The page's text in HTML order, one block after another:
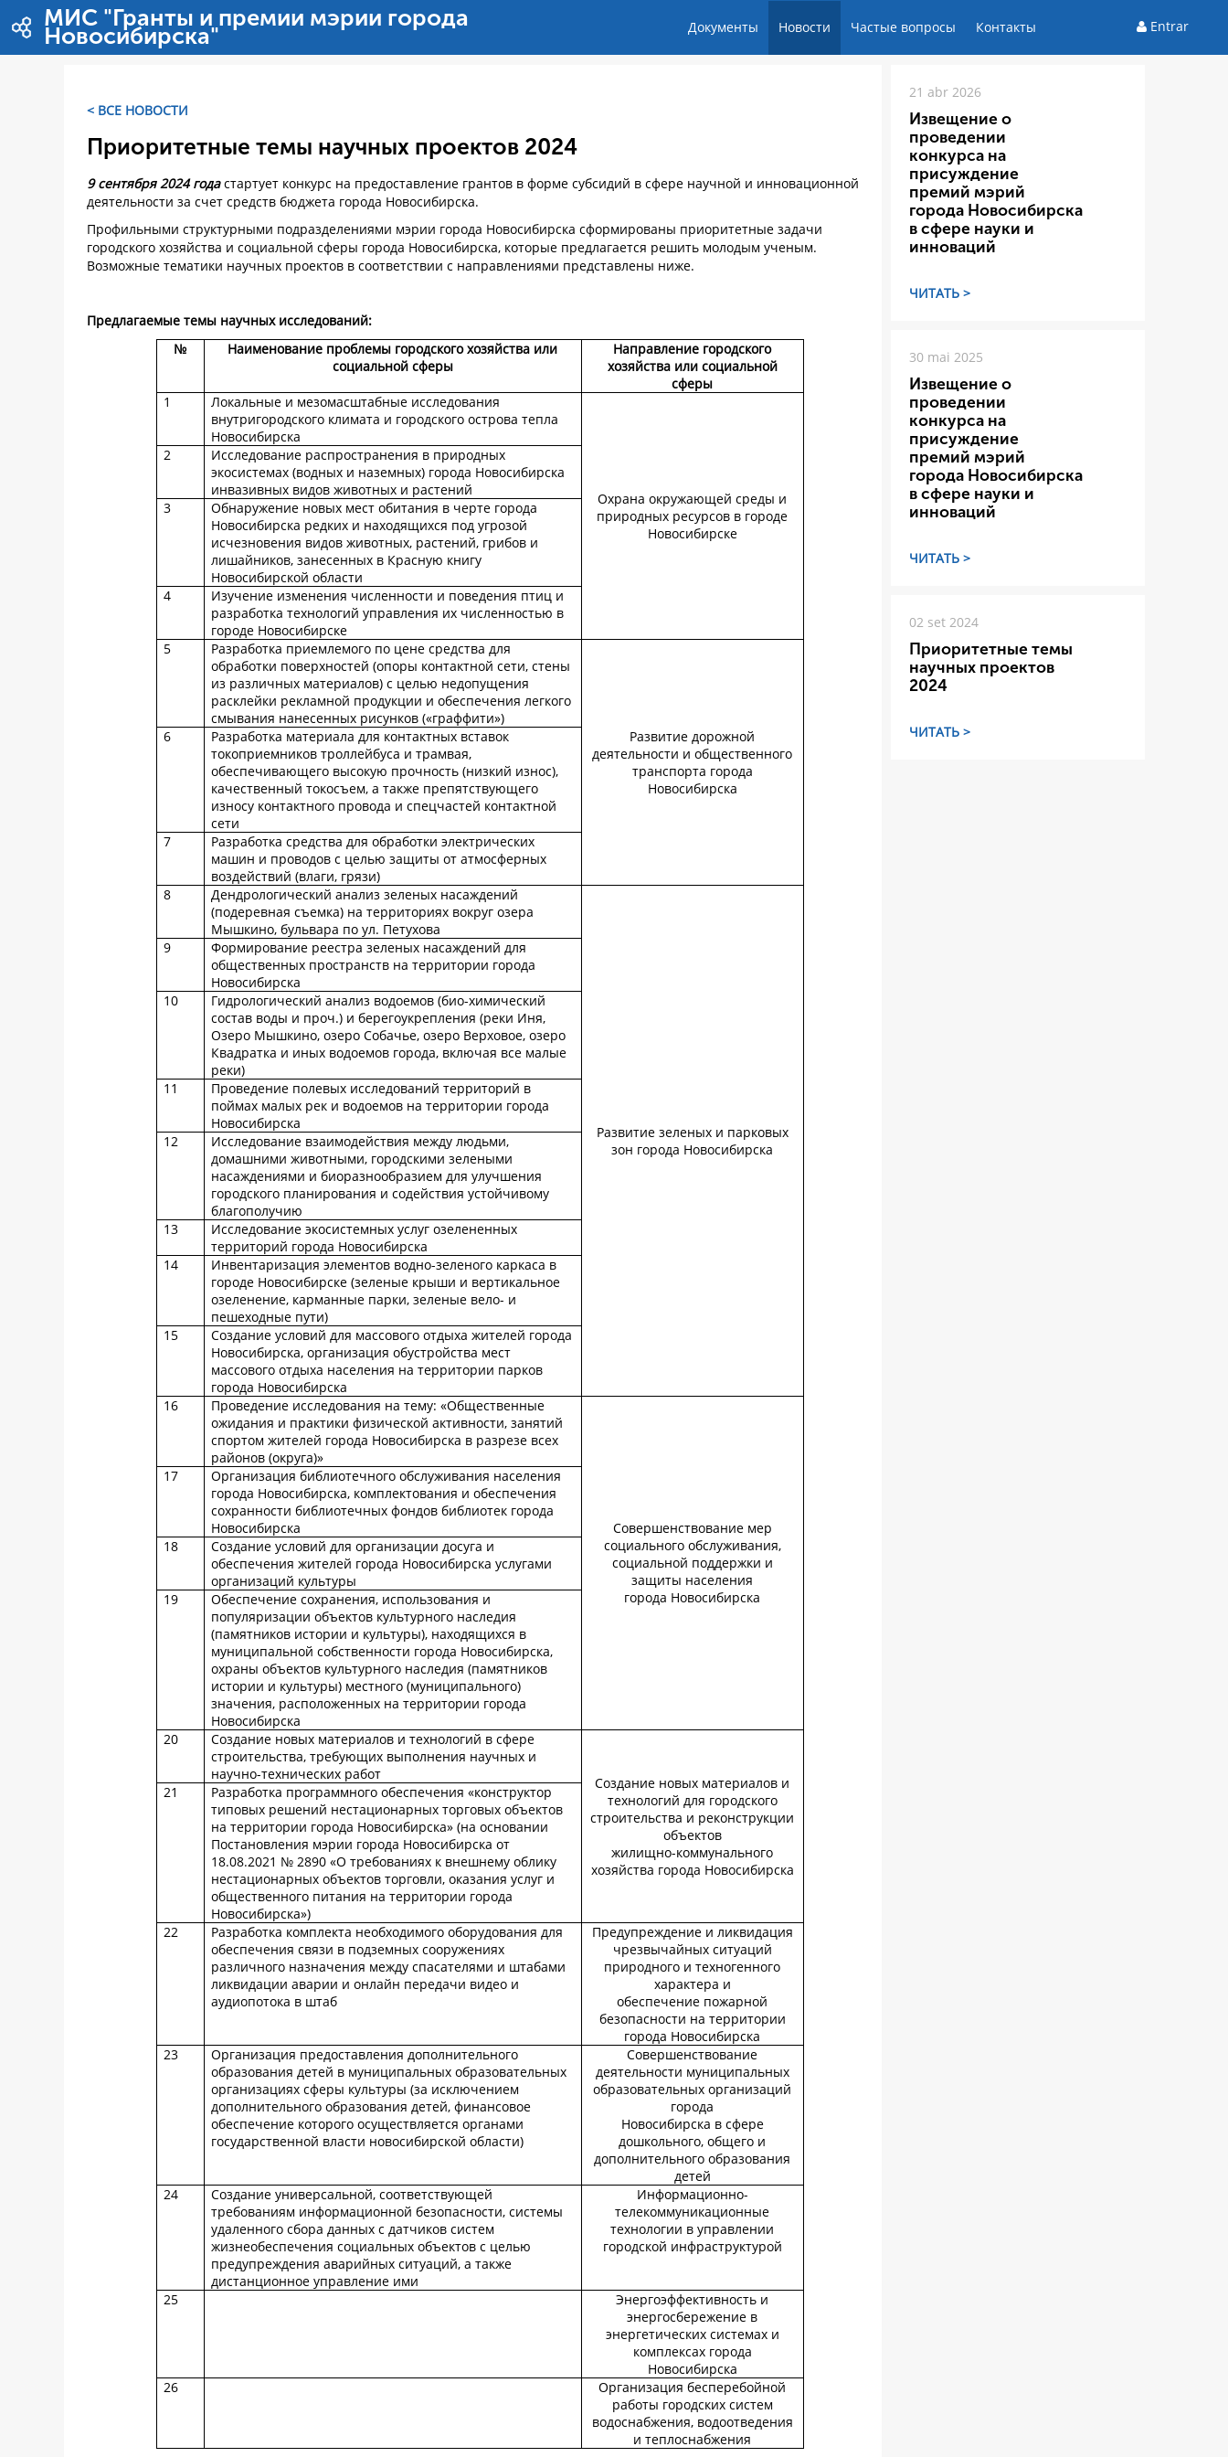
Pular para o conteúdo
МИС "Гранты и премии мэрии города
Новосибирска" Документы Новости Частые вопросы Контакты Entrar
< ВСЕ НОВОСТИ
Приоритетные темы научных проектов 2024
9 сентября 2024 годастартует конкурс на предоставление грантов в форме субсидий в сфере научной и инновационной
деятельности за счет средств бюджета города Новосибирска.
Профильными структурными подразделениями мэрии города Новосибирска сформированы приоритетные задачи
городского хозяйства и социальной сферы города Новосибирска, которые предлагается решить молодым ученым.
Возможные тематики научных проектов в соответствии с направлениями представлены ниже.
Предлагаемые темы научных исследований:
№
Наименование проблемы городского хозяйства или
социальной сферы
Направление городского
хозяйства или социальной
сферы
1
Локальные и мезомасштабные исследования
внутригородского климата и городского острова тепла
Новосибирска
Охрана окружающей среды и
природных ресурсов в городе
Новосибирске
2
Исследование распространения в природных
экосистемах (водных и наземных) города Новосибирска
инвазивных видов животных и растений
3
Обнаружение новых мест обитания в черте города
Новосибирска редких и находящихся под угрозой
исчезновения видов животных, растений, грибов и
лишайников, занесенных в Красную книгу
Новосибирской области
4
Изучение изменения численности и поведения птиц и
разработка технологий управления их численностью в
городе Новосибирске
5
Разработка приемлемого по цене средства для
обработки поверхностей (опоры контактной сети, стены
из различных материалов) с целью недопущения
расклейки рекламной продукции и обеспечения легкого
смывания нанесенных рисунков («граффити»)
Развитие дорожной
деятельности и общественного
транспорта города
Новосибирска
6
Разработка материала для контактных вставок
токоприемников троллейбуса и трамвая,
обеспечивающего высокую прочность (низкий износ),
качественный токосъем, а также препятствующего
износу контактного провода и спецчастей контактной
сети
7
Разработка средства для обработки электрических
машин и проводов с целью защиты от атмосферных
воздействий (влаги, грязи)
8
Дендрологический анализ зеленых насаждений
(подеревная съемка) на территориях вокруг озера
Мышкино, бульвара по ул. Петухова
Развитие зеленых и парковых
зон города Новосибирска
9
Формирование реестра зеленых насаждений для
общественных пространств на территории города
Новосибирска
10
Гидрологический анализ водоемов (био-химический
состав воды и проч.) и берегоукрепления (реки Иня,
Озеро Мышкино, озеро Собачье, озеро Верховое, озеро
Квадратка и иных водоемов города, включая все малые
реки)
11
Проведение полевых исследований территорий в
поймах малых рек и водоемов на территории города
Новосибирска
12
Исследование взаимодействия между людьми,
домашними животными, городскими зелеными
насаждениями и биоразнообразием для улучшения
городского планирования и содействия устойчивому
благополучию
13
Исследование экосистемных услуг озелененных
территорий города Новосибирска
14
Инвентаризация элементов водно-зеленого каркаса в
городе Новосибирске (зеленые крыши и вертикальное
озеленение, карманные парки, зеленые вело- и
пешеходные пути)
15
Создание условий для массового отдыха жителей города
Новосибирска, организация обустройства мест
массового отдыха населения на территории парков
города Новосибирска
16
Проведение исследования на тему: «Общественные
ожидания и практики физической активности, занятий
спортом жителей города Новосибирска в разрезе всех
районов (округа)»
Совершенствование мер
социального обслуживания,
социальной поддержки и
защиты населения
города Новосибирска
17
Организация библиотечного обслуживания населения
города Новосибирска, комплектования и обеспечения
сохранности библиотечных фондов библиотек города
Новосибирска
18
Создание условий для организации досуга и
обеспечения жителей города Новосибирска услугами
организаций культуры
19
Обеспечение сохранения, использования и
популяризации объектов культурного наследия
(памятников истории и культуры), находящихся в
муниципальной собственности города Новосибирска,
охраны объектов культурного наследия (памятников
истории и культуры) местного (муниципального)
значения, расположенных на территории города
Новосибирска
20
Создание новых материалов и технологий в сфере
строительства, требующих выполнения научных и
научно-технических работ
Создание новых материалов и
технологий для городского
строительства и реконструкции
объектов
жилищно-коммунального
хозяйства города Новосибирска
21
Разработка программного обеспечения «конструктор
типовых решений нестационарных торговых объектов
на территории города Новосибирска» (на основании
Постановления мэрии города Новосибирска от
18.08.2021 № 2890 «О требованиях к внешнему облику
нестационарных объектов торговли, оказания услуг и
общественного питания на территории города
Новосибирска»)
22
Разработка комплекта необходимого оборудования для
обеспечения связи в подземных сооружениях
различного назначения между спасателями и штабами
ликвидации аварии и онлайн передачи видео и
аудиопотока в штаб
Предупреждение и ликвидация
чрезвычайных ситуаций
природного и техногенного
характера и
обеспечение пожарной
безопасности на территории
города Новосибирска
23
Организация предоставления дополнительного
образования детей в муниципальных образовательных
организациях сферы культуры (за исключением
дополнительного образования детей, финансовое
обеспечение которого осуществляется органами
государственной власти новосибирской области)
Совершенствование
деятельности муниципальных
образовательных организаций
города
Новосибирска в сфере
дошкольного, общего и
дополнительного образования
детей
24
Создание универсальной, соответствующей
требованиям информационной безопасности, системы
удаленного сбора данных с датчиков систем
жизнеобеспечения социальных объектов с целью
предупреждения аварийных ситуаций, а также
дистанционное управление ими
Информационно-
телекоммуникационные
технологии в управлении
городской инфраструктурой
25
Энергоэффективность и
энергосбережение в
энергетических системах и
комплексах города
Новосибирска
26
Организация бесперебойной
работы городских систем
водоснабжения, водоотведения
и теплоснабжения
21 abr 2026
Извещение о
проведении
конкурса на
присуждение
премий мэрий
города Новосибирска
в сфере науки и
инноваций
ЧИТАТЬ >
30 mai 2025
Извещение о
проведении
конкурса на
присуждение
премий мэрий
города Новосибирска
в сфере науки и
инноваций
ЧИТАТЬ >
02 set 2024
Приоритетные темы
научных проектов
2024
ЧИТАТЬ >